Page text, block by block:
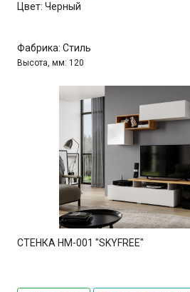
Цвет: Черный
Фабрика: Стиль
Высота, мм: 120
СТЕНКА НМ-001 "SKYFREE"